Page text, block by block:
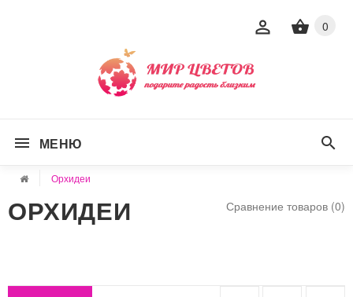
0
МЕНЮ
Орхидеи
Сравнение товаров (0)
ОРХИДЕИ